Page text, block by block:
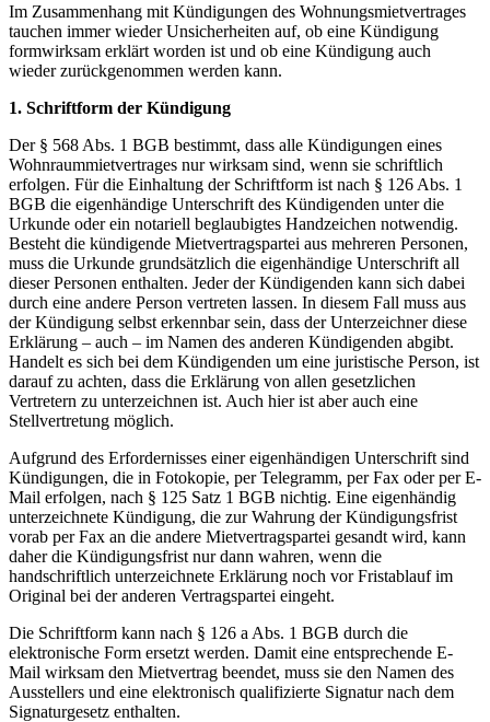
Im Zusammenhang mit Kündigungen des Wohnungsmietvertrages
tauchen immer wieder Unsicherheiten auf, ob eine Kündigung
formwirksam erklärt worden ist und ob eine Kündigung auch
wieder zurückgenommen werden kann.
1. Schriftform der Kündigung
Der § 568 Abs. 1 BGB bestimmt, dass alle Kündigungen eines
Wohnraummietvertrages nur wirksam sind, wenn sie schriftlich
erfolgen. Für die Einhaltung der Schriftform ist nach § 126 Abs. 1
BGB die eigenhändige Unterschrift des Kündigenden unter die
Urkunde oder ein notariell beglaubigtes Handzeichen notwendig.
Besteht die kündigende Mietvertragspartei aus mehreren Personen,
muss die Urkunde grundsätzlich die eigenhändige Unterschrift all
dieser Personen enthalten. Jeder der Kündigenden kann sich dabei
durch eine andere Person vertreten lassen. In diesem Fall muss aus
der Kündigung selbst erkennbar sein, dass der Unterzeichner diese
Erklärung – auch – im Namen des anderen Kündigenden abgibt.
Handelt es sich bei dem Kündigenden um eine juristische Person, ist
darauf zu achten, dass die Erklärung von allen gesetzlichen
Vertretern zu unterzeichnen ist. Auch hier ist aber auch eine
Stellvertretung möglich.
Aufgrund des Erfordernisses einer eigenhändigen Unterschrift sind
Kündigungen, die in Fotokopie, per Telegramm, per Fax oder per E-
Mail erfolgen, nach § 125 Satz 1 BGB nichtig. Eine eigenhändig
unterzeichnete Kündigung, die zur Wahrung der Kündigungsfrist
vorab per Fax an die andere Mietvertragspartei gesandt wird, kann
daher die Kündigungsfrist nur dann wahren, wenn die
handschriftlich unterzeichnete Erklärung noch vor Fristablauf im
Original bei der anderen Vertragspartei eingeht.
Die Schriftform kann nach § 126 a Abs. 1 BGB durch die
elektronische Form ersetzt werden. Damit eine entsprechende E-
Mail wirksam den Mietvertrag beendet, muss sie den Namen des
Ausstellers und eine elektronisch qualifizierte Signatur nach dem
Signaturgesetz enthalten.